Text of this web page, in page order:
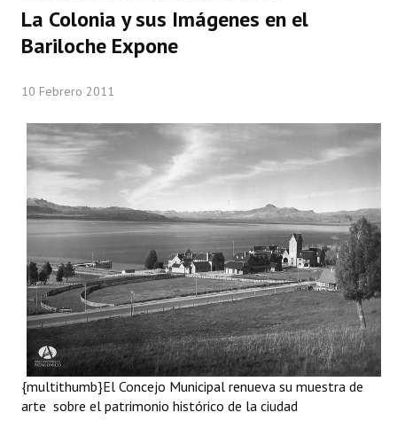
Bloques Políticos
Comisiones Especiales
Concejales Mandato Cumplido
Programas
LEGISLACIÓN
Constitución Nacional
Constitución Provincial
Carta Orgánica 2007
Reglamento Interno
La Colonia y sus Imágenes en el
Bariloche Expone
10 Febrero 2011
{multithumb}El Concejo Municipal renueva su muestra de
arte sobre el patrimonio histórico de la ciudad